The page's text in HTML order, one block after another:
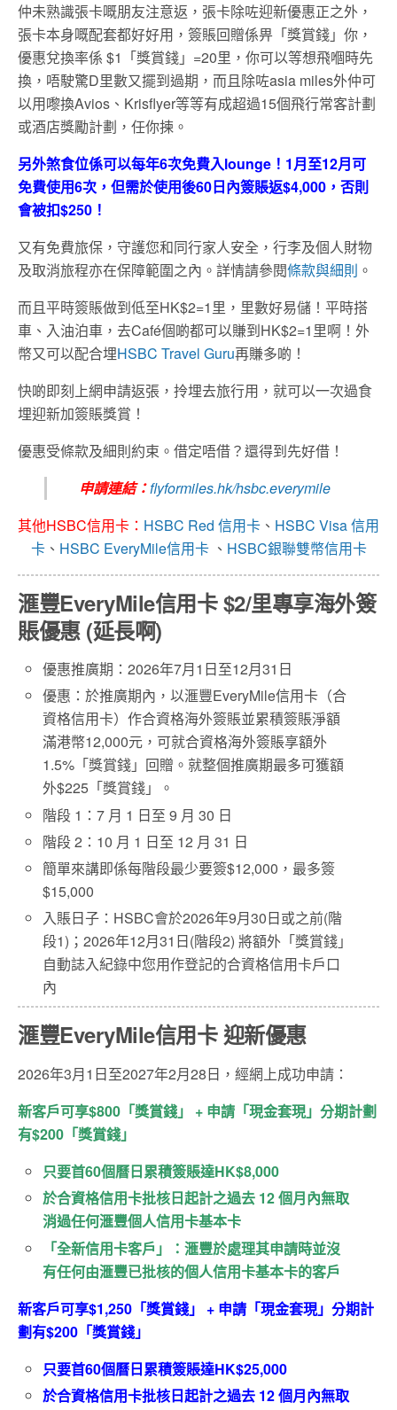
仲未熟識張卡嘅朋友注意返，張卡除咗迎新優惠正之外，
張卡本身嘅配套都好好用，簽賬回贈係畀「獎賞錢」你，
優惠兌換率係 $1「獎賞錢」=20里，你可以等想飛嗰時先
換，唔駛驚D里數又擺到過期，而且除咗asia miles外仲可
以用嚟換Avios、Krisflyer等等有成超過15個飛行常客計劃
或酒店獎勵計劃，任你揀。
另外煞食位係可以每年6次免費入lounge！1月至12月可
免費使用6次，但需於使用後60日內簽賬返$4,000，否則
會被扣$250！
又有免費旅保， 守護您和同行家人安全， 行李及個人財物
及取消旅程亦在保障範圍之內。詳情請參閱條款與細則 。
而且平時簽賬做到低至HK$2=1里，里數好易儲！平時搭
車、入油泊車，去Café個啲都可以賺到HK$2=1里啊！外
幣又可以配合埋HSBC Travel Guru再賺多啲！
快啲即刻上網申請返張，拎埋去旅行用，就可以一次過食
埋迎新加簽賬獎賞！
優惠受條款及細則約束。借定唔借？還得到先好借！
申請連結：flyformiles.hk/hsbc.everymile
其他HSBC信用卡： HSBC Red 信用卡 、 HSBC Visa 信用
卡、 HSBC EveryMile信用卡 、 HSBC銀聯雙幣信用卡
滙豐EveryMile信用卡 $2/里專享海外簽
賬優惠 (延長啊)
優惠推廣期：2026年7月1日至12月31日
優惠：於推廣期內，以滙豐EveryMile信用卡（合
資格信用卡）作合資格海外簽賬並累積簽賬淨額
滿港幣12,000元，可就合資格海外簽賬享額外
1.5%「獎賞錢」回贈。就整個推廣期最多可獲額
外$225「獎賞錢」。
階段 1：7 月 1 日至 9 月 30 日
階段 2：10 月 1 日至 12 月 31 日
簡單來講即係每階段最少要簽$12,000，最多簽
$15,000
入賬日子：HSBC會於2026年9月30日或之前(階
段1)；2026年12月31日(階段2) 將額外「獎賞錢」
自動誌入紀錄中您用作登記的合資格信用卡戶口
內
滙豐EveryMile信用卡 迎新優惠
2026年3月1日至2027年2月28日，經網上成功申請：
新客戶可享$800「獎賞錢」 + 申請「現金套現」分期計劃
有$200「獎賞錢」
只要首60個曆日累積簽賬達HK$8,000
於合資格信用卡批核日起計之過去 12 個月內無取
消過任何滙豐個人信用卡基本卡
「全新信用卡客戶」：滙豐於處理其申請時並沒
有任何由滙豐已批核的個人信用卡基本卡的客戶
新客戶可享$1,250「獎賞錢」 + 申請「現金套現」分期計
劃有$200「獎賞錢」
只要首60個曆日累積簽賬達HK$25,000
於合資格信用卡批核日起計之過去 12 個月內無取